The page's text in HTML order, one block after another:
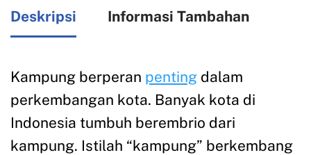
Deskripsi Informasi Tambahan
Kampung berperan penting dalam
perkembangan kota. Banyak kota di
Indonesia tumbuh berembrio dari
kampung. Istilah “kampung” berkembang